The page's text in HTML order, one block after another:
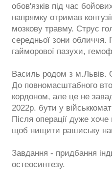
обов'язків під час
напрямку отримав
мозкову травму. Струс
середньої зони обличчя.
гайморової пазухи,
Василь родом з м.Львів.
До повномасштабного
кордоном, але це не
2022р. бути у
Після операції дуже
щоб нищити рашиську
Завдання - придбання
остеосинтезу.